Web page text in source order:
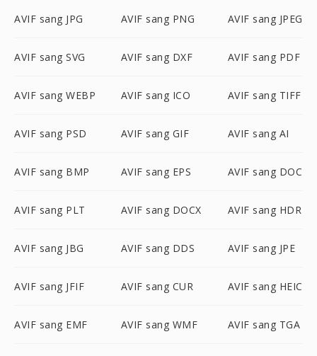
AVIF sang JPG AVIF sang PNG AVIF sang JPEG
AVIF sang SVG AVIF sang DXF AVIF sang PDF
AVIF sang WEBP AVIF sang ICO AVIF sang TIFF
AVIF sang PSD AVIF sang GIF AVIF sang AI
AVIF sang BMP AVIF sang EPS AVIF sang DOC
AVIF sang PLT AVIF sang DOCX AVIF sang HDR
AVIF sang JBG AVIF sang DDS AVIF sang JPE
AVIF sang JFIF AVIF sang CUR AVIF sang HEIC
AVIF sang EMF AVIF sang WMF AVIF sang TGA